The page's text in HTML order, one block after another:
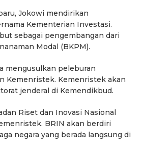
Jokowi mendirikan
Kementerian Investasi.
sebagai pengembangan dari
Modal (BKPM).
mengusulkan peleburan
Kemenristek. Kemenristek akan
jenderal di Kemendikbud.
Riset dan Inovasi Nasional
BRIN akan berdiri
negara yang berada langsung di